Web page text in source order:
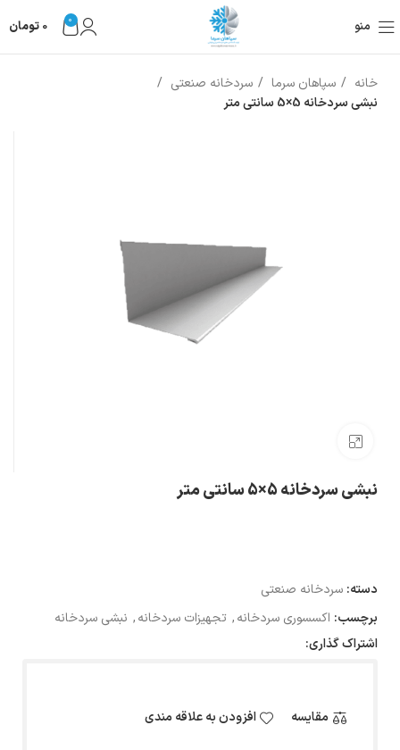
منو 0
0 تومان
خانه سپاهان سرما
سردخانه صنعتی
نبشی سردخانه 5×5 سانتی متر
نبشی سردخانه 5×5 سانتی متر
دسته: سردخانه صنعتی
برچسب: اکسسوری سردخانه, تجهیزات سردخانه, نبشی سردخانه
اشتراک گذاری:
مقایسه افزودن به علاقه مندی